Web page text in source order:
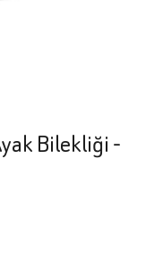
Bilekliği -